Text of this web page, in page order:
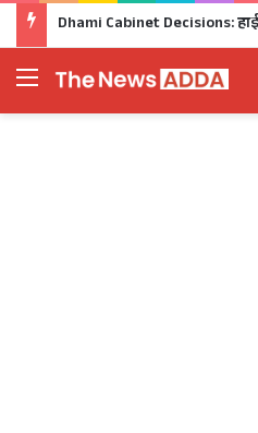
Menu